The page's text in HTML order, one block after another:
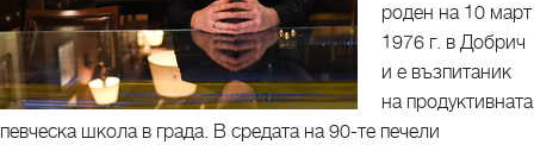
роден на 10 март
1976 г. в Добрич
и е възпитаник
на продуктивната
певческа школа в града. В средата на 90-те печели